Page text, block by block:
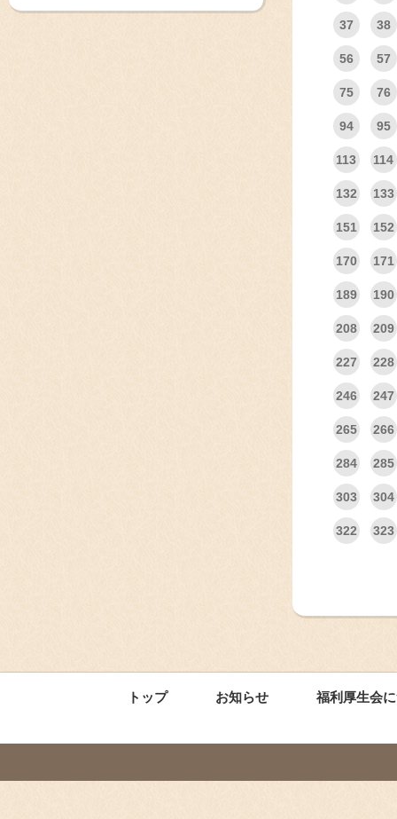
37 38
56 57
75 76
94 95
113 114
132 133
151 152
170 171
189 190
208 209
227 228
246 247
265 266
284 285
303 304
322 323
トップ お知らせ 福利厚生会